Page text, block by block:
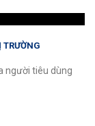
TRƯỜNG
người tiêu dùng